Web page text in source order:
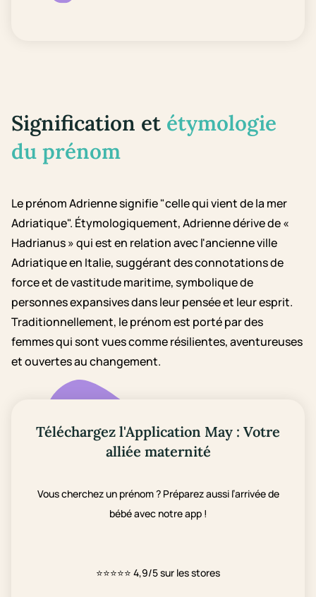
Signification et étymologie
du prénom
Le prénom Adrienne signifie "celle qui vient de la mer
Adriatique". Étymologiquement, Adrienne dérive de «
Hadrianus » qui est en relation avec l'ancienne ville
Adriatique en Italie, suggérant des connotations de
force et de vastitude maritime, symbolique de
personnes expansives dans leur pensée et leur esprit.
Traditionnellement, le prénom est porté par des
femmes qui sont vues comme résilientes, aventureuses
et ouvertes au changement.
Téléchargez l'Application May : Votre
alliée maternité
Vous cherchez un prénom ? Préparez aussi l’arrivée de
bébé avec notre app !
⭐⭐⭐⭐⭐ 4,9/5 sur les stores